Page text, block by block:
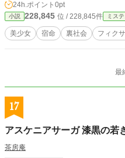
投資仲間だった堀
を売却した加賀見
は、光智が第一発
の因縁浅からぬ二
つの殺人事件には
は、共に『ＢＭ』
に、真犯人のイニ
は警察の捜査に協
も寄らぬ方向に進
24h.ポイント 0pt
小説 228,845 位 / 228,845件 ミス
美少女 宿命 裏社会 フィク
最
17
アスケニアサーガ 漆黒の若
茶房庵